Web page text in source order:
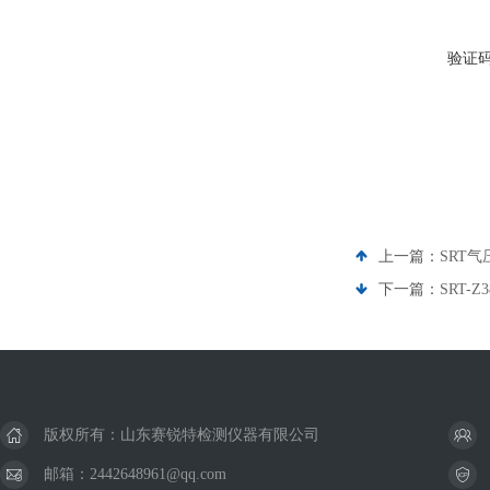
验证
上一篇： SRT气
下一篇： SRT-
版权所有：山东赛锐特检测仪器有限公司
邮箱：2442648961@qq.com